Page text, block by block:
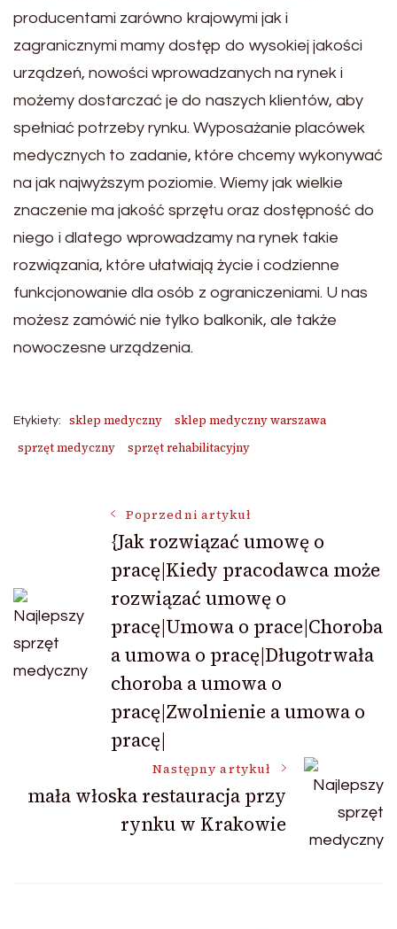
producentami zarówno krajowymi jak i
zagranicznymi mamy dostęp do wysokiej jakości
urządzeń, nowości wprowadzanych na rynek i
możemy dostarczać je do naszych klientów, aby
spełniać potrzeby rynku. Wyposażanie placówek
medycznych to zadanie, które chcemy wykonywać
na jak najwyższym poziomie. Wiemy jak wielkie
znaczenie ma jakość sprzętu oraz dostępność do
niego i dlatego wprowadzamy na rynek takie
rozwiązania, które ułatwiają życie i codzienne
funkcjonowanie dla osób z ograniczeniami. U nas
możesz zamówić nie tylko balkonik, ale także
nowoczesne urządzenia.
Etykiety: sklep medyczny
sklep medyczny warszawa
sprzęt medyczny
sprzęt rehabilitacyjny
Nawigacja
wpisu
Poprzedni artykuł
{Jak rozwiązać umowę o
pracę|Kiedy pracodawca może
rozwiązać umowę o
pracę|Umowa o prace|Choroba
a umowa o pracę|Długotrwała
choroba a umowa o
pracę|Zwolnienie a umowa o
pracę|
Następny artykuł
mała włoska restauracja przy
rynku w Krakowie